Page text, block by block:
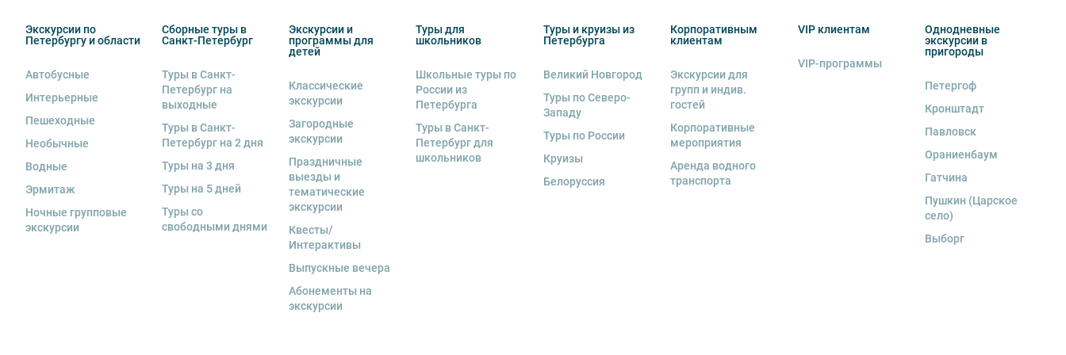
стоимость комплекта в размере 5500 руб. 00 коп.
Внимание! В составе экскурсионного маршрута возможны изменения, так как некоторые
интерьеры могут быть недоступны по решению руководства объекта.
экскурсанта. В случае утери или порчи оборудования экскурсант обязан возместить полную
стоимость комплекта в размере 5500 руб. 00 коп.
Экскурсии по
Петербургу и области
Автобусные
Интерьерные
Пешеходные
Необычные
Водные
Эрмитаж
Ночные групповые
экскурсии
Сборные туры в
Санкт-Петербург
Туры в Санкт-
Петербург на
выходные
Туры в Санкт-
Петербург на 2 дня
Туры на 3 дня
Туры на 5 дней
Туры со
свободными днями
Экскурсии и
программы для
детей
Классические
экскурсии
Загородные
экскурсии
Праздничные
выезды и
тематические
экскурсии
Квесты/
Интерактивы
Выпускные вечера
Абонементы на
экскурсии
Туры для
школьников
Школьные туры по
России из
Петербурга
Туры в Санкт-
Петербург для
школьников
Туры и круизы из
Петербурга
Великий Новгород
Туры по Северо-
Западу
Туры по России
Круизы
Белоруссия
Корпоративным
клиентам
Экскурсии для
групп и индив.
гостей
Корпоративные
мероприятия
Аренда водного
транспорта
VIP клиентам
VIP-программы
Однодневные
экскурсии в
пригороды
Петергоф
Кронштадт
Павловск
Ораниенбаум
Гатчина
Пушкин (Царское
село)
Выборг